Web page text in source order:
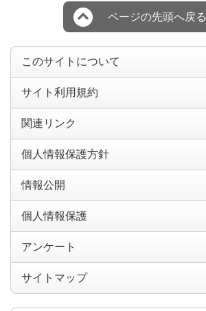
ページの先頭へ戻る
このサイトについて
サイト利用規約
関連リンク
個人情報保護方針
情報公開
個人情報保護
アンケート
サイトマップ